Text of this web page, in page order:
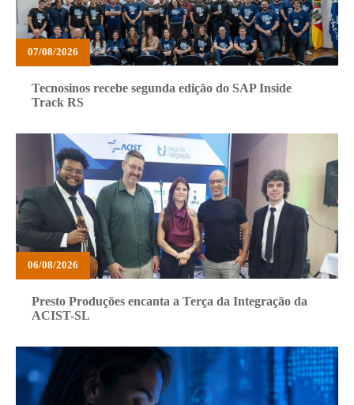
07/08/2026
Tecnosinos recebe segunda edição do SAP Inside
Track RS
06/08/2026
Presto Produções encanta a Terça da Integração da
ACIST-SL